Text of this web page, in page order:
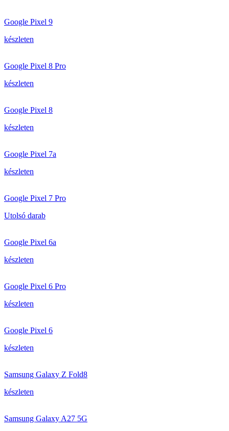
Google Pixel 9
készleten
Google Pixel 8 Pro
készleten
Google Pixel 8
készleten
Google Pixel 7a
készleten
Google Pixel 7 Pro
Utolsó darab
Google Pixel 6a
készleten
Google Pixel 6 Pro
készleten
Google Pixel 6
készleten
Samsung Galaxy Z Fold8
készleten
Samsung Galaxy A27 5G